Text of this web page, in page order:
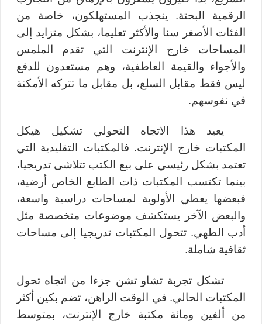
الرقمية البحتة. ينجذب المستهلكون، خاصة من
الفئات الأصغر سنا والأكثر تعليما، بشكل متزايد إلى
المساحات خارج الإنترنت التي تقدم الملمس
والأجواء والقيمة العاطفية، وهم مستعدون للدفع
ليس فقط مقابل السلع، بل مقابل ما تتركه الأمكنة
في نفوسهم.
يعيد هذا الاتجاه التحولي تشكيل هيكل
المكتبات خارج الإنترنت. فالمكتبات التقليدية التي
تعتمد بشكل رئيسي على بيع الكتب تتلاشى تدريجيا،
بينما تكتسب المكتبات ذات الطابع الخاص أرضية،
فبعضها يعطي الأولوية لمساحات دراسية واسعة،
والبعض الآخر يستكشف موضوعات متخصصة مثل
أدب الطهي. تتحول المكتبات تدريجيا إلى مساحات
ثقافية شاملة.
تشكل تجربة تشاو تشن جزءا من اتجاه تحول
المكتبات الحالي. في الوقت الراهن، تضم بكين أكثر
من ألفين ومائة مكتبة خارج الإنترنت، بمتوسط